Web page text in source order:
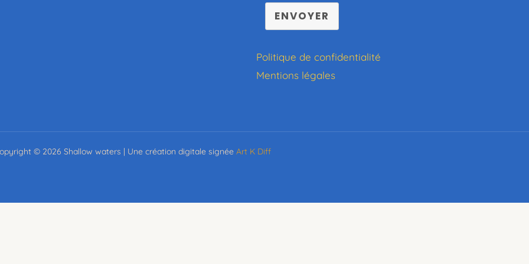
ENVOYER
Politique de confidentialité
Mentions légales
© 2026 Shallow waters | Une création digitale signée Art K Diff